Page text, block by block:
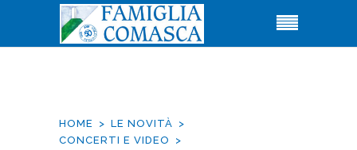
HOME
LE NOVITÀ
CONCERTI E VIDEO